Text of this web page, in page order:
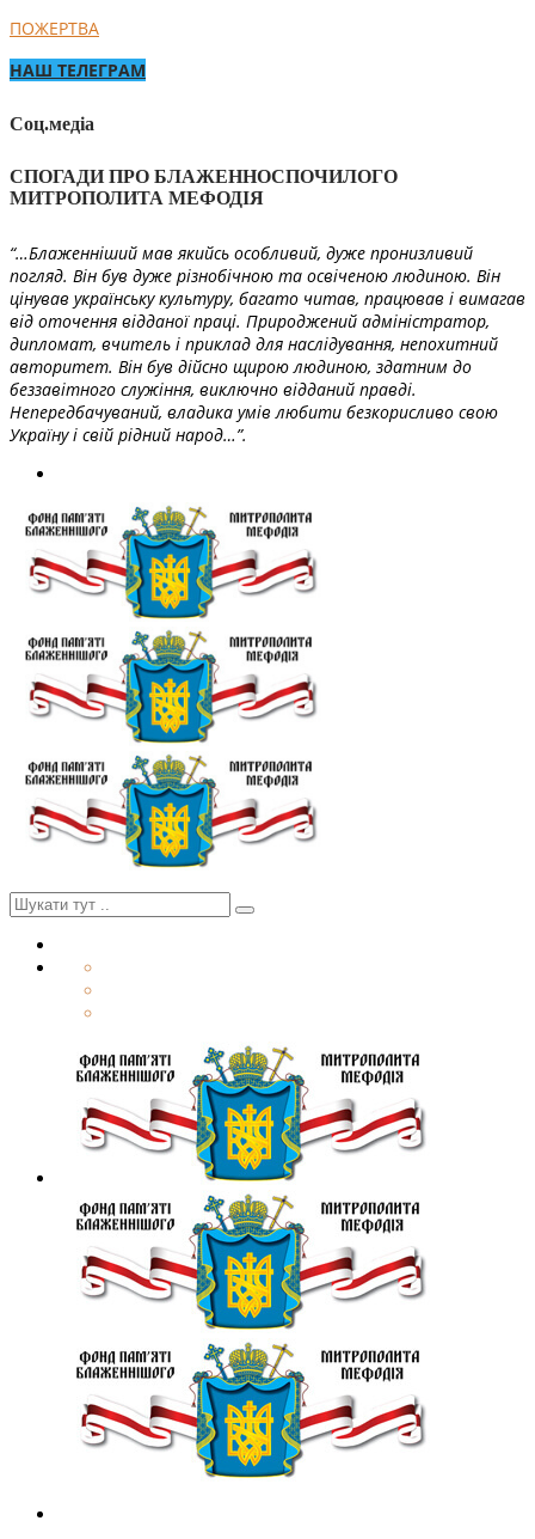
ПОЖЕРТВА
НАШ ТЕЛЕГРАМ
Соц.медіа
СПОГАДИ ПРО БЛАЖЕННОСПОЧИЛОГО
МИТРОПОЛИТА МЕФОДІЯ
“…Блаженніший мав якийсь особливий, дуже пронизливий
погляд. Він був дуже різнобічною та освіченою людиною. Він
цінував українську культуру, багато читав, працював і вимагав
від оточення відданої праці. Природжений адміністратор,
дипломат, вчитель і приклад для наслідування, непохитний
авторитет. Він був дійсно щирою людиною, здатним до
беззавітного служіння, виключно відданий правді.
Непередбачуваний, владика умів любити безкорисливо свою
Україну і свій рідний народ…”.